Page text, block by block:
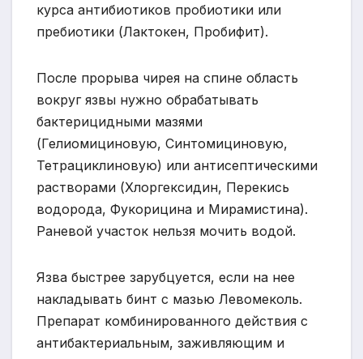
курса антибиотиков пробиотики или
пребиотики (Лактокен, Пробифит).
После прорыва чирея на спине область
вокруг язвы нужно обрабатывать
бактерицидными мазями
(Гелиомициновую, Синтомициновую,
Тетрациклиновую) или антисептическими
растворами (Хлоргексидин, Перекись
водорода, Фукорицина и Мирамистина).
Раневой участок нельзя мочить водой.
Язва быстрее зарубцуется, если на нее
накладывать бинт с мазью Левомеколь.
Препарат комбинированного действия с
антибактериальным, заживляющим и